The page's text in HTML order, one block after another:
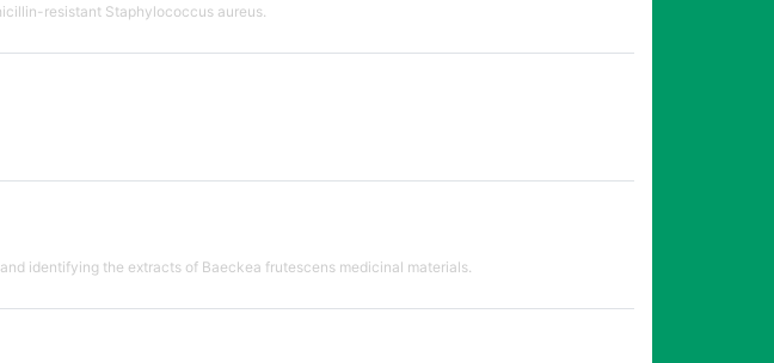
resistant Staphylococcus aureus.
identifying the extracts of Baeckea frutescens medicinal materials.